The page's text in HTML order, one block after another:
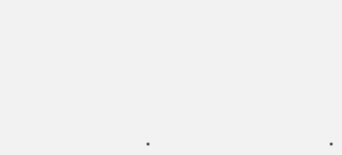
＊　　　　　　　　　　　　　　　　　　　＊